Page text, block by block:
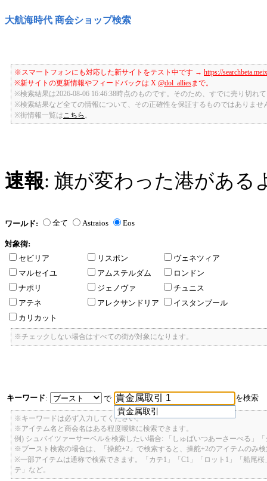
大航海時代 商会ショップ検索
※スマートフォンにも対応した新サイトをテスト中です → https://
※新サイトの更新情報やフィードバックは X @dol_alliesまで。
※検索結果は2026-08-06 16:46:38時点のものです。そのため、すでに売り切れ
※検索結果など全ての情報について、その正確性を保証するものではありませ
※街情報一覧は こちら
速報: 旗が変わった港がある
ワールド: 全て Astraios Eos
対象街:
セビリア
リスボン
ヴェネツィア
マルセイユ
アムステルダム
ロンドン
ナポリ
ジェノヴァ
チュニス
アテネ
アレクサンドリア
イスタンブール
カリカット
※チェックしない場合はすべての街が対象になります。
キーワード:
で
貴金属取引
を検索
※キーワードは必ず入力してください。
※アイテム名と商会名はある程度曖昧に検索できます。
例) シュバイツァーサーベルを検索したい場合: 「しゅばいつあーさーべる」
※ブースト検索の場合は、「操舵+2」で検索すると、操舵+2のアイテムのみ
※一部アイテムは通称で検索できます。「カテ1」「C1」「ロット1」「船尾
テ」など。